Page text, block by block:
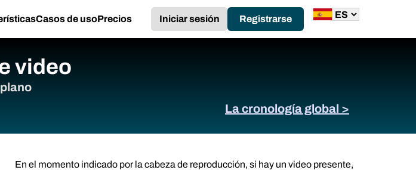
Casos de usoPrecios Iniciar sesión Registrarse
video
La cronología global >
En el momento indicado por la cabeza de reproducción, si hay un video presente,